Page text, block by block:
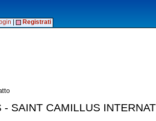
Registrati
SAINT CAMILLUS